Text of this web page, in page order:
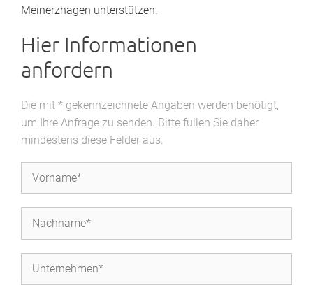
Meinerzhagen unterstützen.
Hier Informationen
anfordern
Die mit * gekennzeichnete Angaben werden benötigt,
um Ihre Anfrage zu senden. Bitte füllen Sie daher
mindestens diese Felder aus.